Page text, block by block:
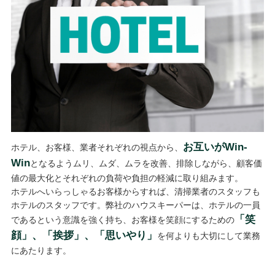
ホテル、お客様、業者それぞれの視点から、 お互いがWin‐
Winとなるようムリ、ムダ、ムラを改善、排除しながら、顧客価
値の最大化とそれぞれの負荷や負担の軽減に取り組みます。
ホテルへいらっしゃるお客様からすれば、清掃業者のスタッフも
ホテルのスタッフです。弊社のハウスキーパーは、ホテルの一員
であるという意識を強く持ち、お客様を笑顔にするための「笑
顔」、「挨拶」、「思いやり」
を何よりも大切にして業務
にあたります。